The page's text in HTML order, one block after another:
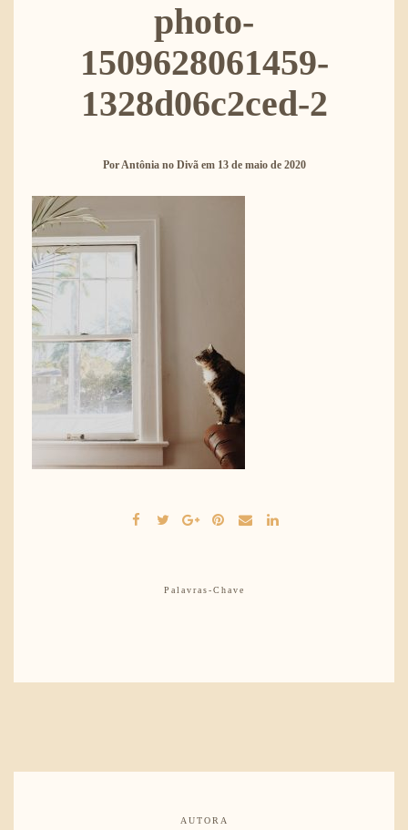
photo-
1509628061459-
1328d06c2ced-2
PorAntônia no Divã em 13 de maio de 2020
Palavras-Chave
AUTORA